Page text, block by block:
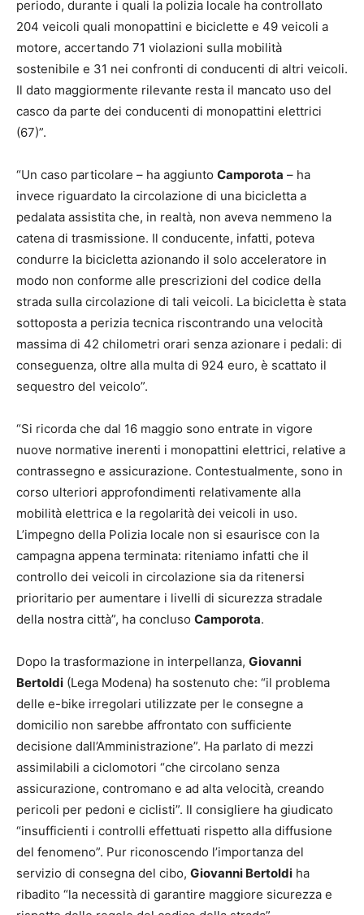
periodo, durante i quali la polizia locale ha controllato
204 veicoli quali monopattini e biciclette e 49 veicoli a
motore, accertando 71 violazioni sulla mobilità
sostenibile e 31 nei confronti di conducenti di altri veicoli.
Il dato maggiormente rilevante resta il mancato uso del
casco da parte dei conducenti di monopattini elettrici
(67)”.
“Un caso particolare – ha aggiunto Camporota – ha
invece riguardato la circolazione di una bicicletta a
pedalata assistita che, in realtà, non aveva nemmeno la
catena di trasmissione. Il conducente, infatti, poteva
condurre la bicicletta azionando il solo acceleratore in
modo non conforme alle prescrizioni del codice della
strada sulla circolazione di tali veicoli. La bicicletta è stata
sottoposta a perizia tecnica riscontrando una velocità
massima di 42 chilometri orari senza azionare i pedali: di
conseguenza, oltre alla multa di 924 euro, è scattato il
sequestro del veicolo”.
“Si ricorda che dal 16 maggio sono entrate in vigore
nuove normative inerenti i monopattini elettrici, relative a
contrassegno e assicurazione. Contestualmente, sono in
corso ulteriori approfondimenti relativamente alla
mobilità elettrica e la regolarità dei veicoli in uso.
L’impegno della Polizia locale non si esaurisce con la
campagna appena terminata: riteniamo infatti che il
controllo dei veicoli in circolazione sia da ritenersi
prioritario per aumentare i livelli di sicurezza stradale
della nostra città”, ha concluso Camporota.
Dopo la trasformazione in interpellanza, Giovanni
Bertoldi (Lega Modena) ha sostenuto che: “il problema
delle e-bike irregolari utilizzate per le consegne a
domicilio non sarebbe affrontato con sufficiente
decisione dall’Amministrazione”. Ha parlato di mezzi
assimilabili a ciclomotori “che circolano senza
assicurazione, contromano e ad alta velocità, creando
pericoli per pedoni e ciclisti”. Il consigliere ha giudicato
“insufficienti i controlli effettuati rispetto alla diffusione
del fenomeno”. Pur riconoscendo l’importanza del
servizio di consegna del cibo, Giovanni Bertoldi ha
ribadito “la necessità di garantire maggiore sicurezza e